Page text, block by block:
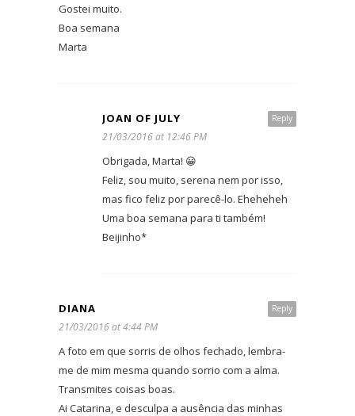
Gostei muito.
Boa semana
Marta
Reply
JOAN OF JULY
21/03/2016 at 12:46 PM
Obrigada, Marta! 😀
Feliz, sou muito, serena nem por isso,
mas fico feliz por parecê-lo. Eheheheh
Uma boa semana para ti também!
Beijinho*
Reply
DIANA
21/03/2016 at 4:44 PM
A foto em que sorris de olhos fechado, lembra-
me de mim mesma quando sorrio com a alma.
Transmites coisas boas.
Ai Catarina, e desculpa a ausência das minhas